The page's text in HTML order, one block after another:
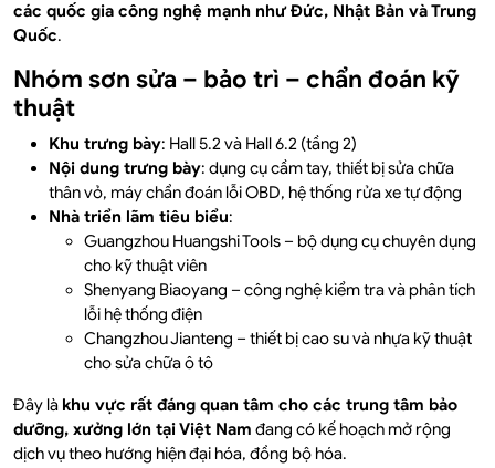
các quốc gia công nghệ mạnh như Đức, Nhật Bản và Trung
Quốc.
Nhóm sơn sửa – bảo trì – chẩn đoán kỹ
thuật
Khu trưng bày: Hall 5.2 và Hall 6.2 (tầng 2)
Nội dung trưng bày: dụng cụ cầm tay, thiết bị sửa chữa
thân vỏ, máy chẩn đoán lỗi OBD, hệ thống rửa xe tự động
Nhà triển lãm tiêu biểu:
Guangzhou Huangshi Tools – bộ dụng cụ chuyên dụng
cho kỹ thuật viên
Shenyang Biaoyang – công nghệ kiểm tra và phân tích
lỗi hệ thống điện
Changzhou Jianteng – thiết bị cao su và nhựa kỹ thuật
cho sửa chữa ô tô
Đây là khu vực rất đáng quan tâm cho các trung tâm bảo
dưỡng, xưởng lớn tại Việt Nam đang có kế hoạch mở rộng
dịch vụ theo hướng hiện đại hóa, đồng bộ hóa.